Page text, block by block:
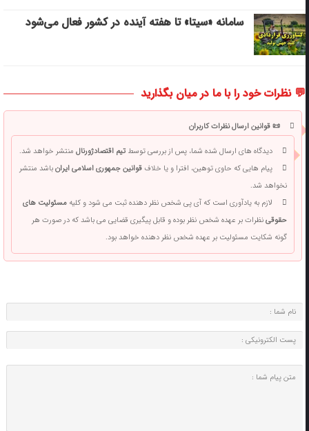
سامانه «سیتا» تا هفته آینده در کشور فعال می‌شود
💬 نظرات خود را با ما در میان بگذارید
📜 قوانین ارسال نظرات کاربران
دیدگاه های ارسال شده شما، پس از بررسی توسطتیم اقتصادژورنالمنتشر خواهد شد.
پیام هایی که حاوی توهین، افترا و یا خلافقوانین جمهوری اسلامی ایرانباشد منتشر
نخواهد شد.
لازم به یادآوری است که آی پی شخص نظر دهنده ثبت می شود و کلیهمسئولیت های
حقوقینظرات بر عهده شخص نظر بوده و قابل پیگیری قضایی می باشد که در صورت هر
گونه شکایت مسئولیت بر عهده شخص نظر دهنده خواهد بود.